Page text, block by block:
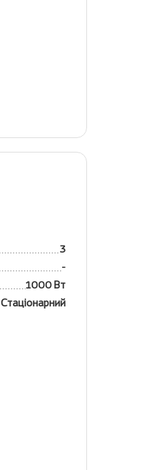
3
-
1000 Вт
Стаціонарний